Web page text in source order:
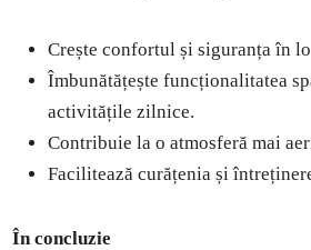
Crește confortul și siguranța în
Îmbunătățește funcționalitatea
activitățile zilnice.
Contribuie la o atmosferă mai
Facilitează curățenia și
În concluzie